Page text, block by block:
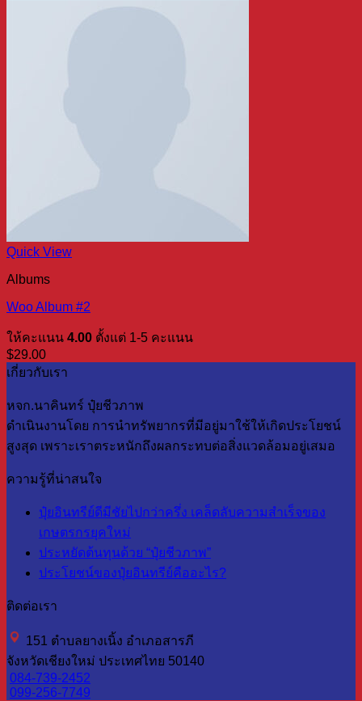
Quick View
Albums
Woo Album #2
ให้คะแนน 4.00 ตั้งแต่ 1-5 คะแนน
$29.00
เกี่ยวกับเรา
หจก.นาคินทร์ ปุ๋ยชีวภาพ
ดำเนินงานโดย การนำทรัพยากรที่มีอยู่มาใช้ให้เกิดประโยชน์
สูงสุด เพราะเราตระหนักถึงผลกระทบต่อสิ่งแวดล้อมอยู่เสมอ
ความรู้ที่น่าสนใจ
ปุ๋ยอินทรีย์ดีมีชัยไปกว่าครึ่ง เคล็ดลับความสำเร็จของ
เกษตรกรยุคใหม่
ประหยัดต้นทุนด้วย “ปุ๋ยชีวภาพ”
ประโยชน์ของปุ๋ยอินทรีย์คืออะไร?
ติดต่อเรา
151 ตำบลยางเนิ้ง อำเภอสารภี
จังหวัดเชียงใหม่ ประเทศไทย 50140
084-739-2452
099-256-7749